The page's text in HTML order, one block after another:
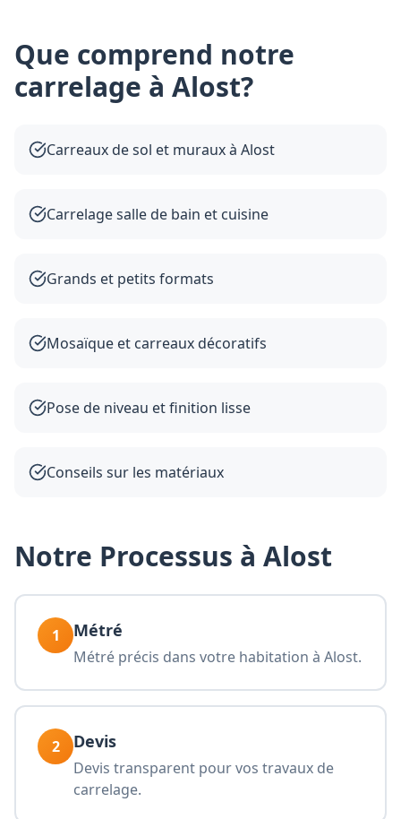
Que comprend notre
carrelage à Alost?
Carreaux de sol et muraux à Alost
Carrelage salle de bain et cuisine
Grands et petits formats
Mosaïque et carreaux décoratifs
Pose de niveau et finition lisse
Conseils sur les matériaux
Notre Processus à Alost
1 Métré
Métré précis dans votre habitation à Alost.
2 Devis
Devis transparent pour vos travaux de
carrelage.